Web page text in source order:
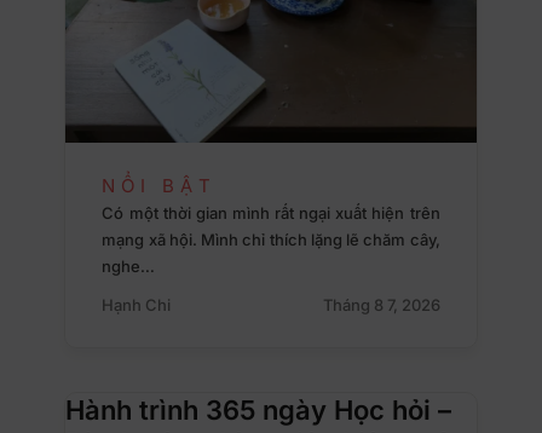
NỔI BẬT
Có một thời gian mình rất ngại xuất hiện trên
mạng xã hội. Mình chỉ thích lặng lẽ chăm cây,
nghe…
Hạnh Chi
Tháng 8 7, 2026
Hành trình 365 ngày Học hỏi –